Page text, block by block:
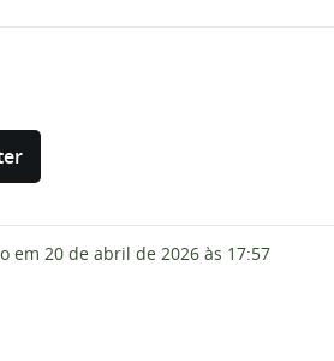
em 20 de abril de 2026 às 17:57